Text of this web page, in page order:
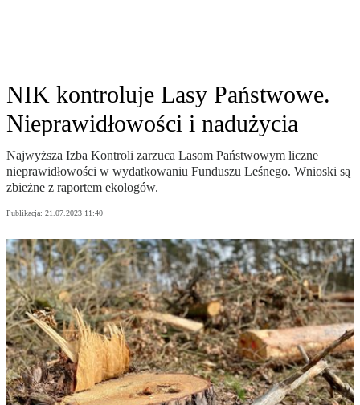
NIK kontroluje Lasy Państwowe.
Nieprawidłowości i nadużycia
Najwyższa Izba Kontroli zarzuca Lasom Państwowym liczne
nieprawidłowości w wydatkowaniu Funduszu Leśnego. Wnioski są
zbieżne z raportem ekologów.
Publikacja: 21.07.2023 11:40